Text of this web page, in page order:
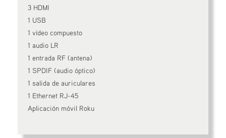
3 HDMI
1 USB
1 vídeo compuesto
1 audio LR
1 entrada RF (antena)
1 SPDIF (audio óptico)
1 salida de auriculares
1 Ethernet RJ-45
Aplicación móvil Roku